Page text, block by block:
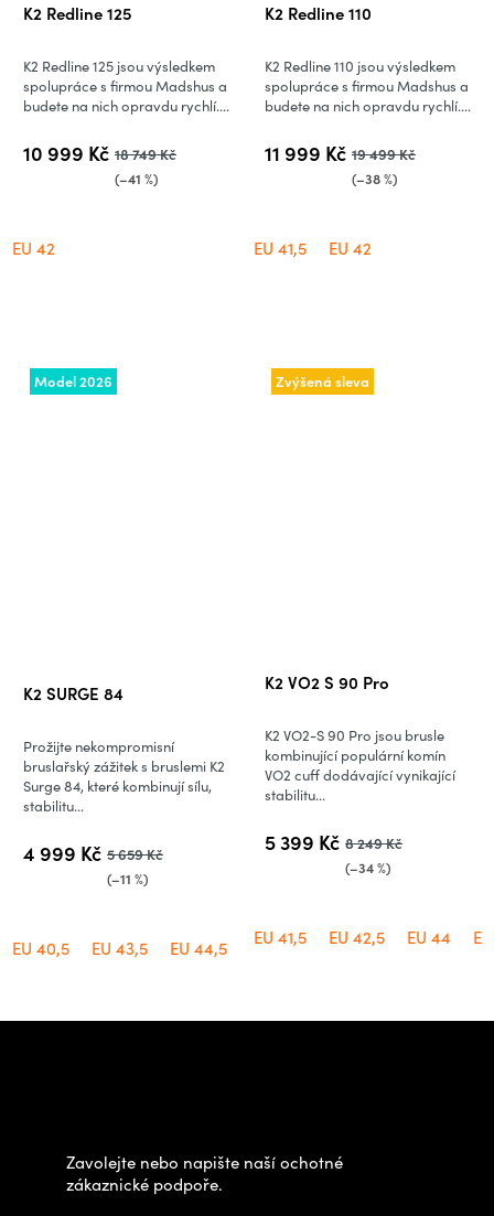
K2 Redline 125
10 999 Kč 18 749 Kč
(–41 %)
K2 Redline 125 jsou výsledkem
spolupráce s firmou Madshus a
budete na nich opravdu rychlí....
EU 42
K2 Redline 110
11 999 Kč 19 499 Kč
(–38 %)
K2 Redline 110 jsou výsledkem
spolupráce s firmou Madshus a
budete na nich opravdu rychlí....
EU 41,5 EU 42
Model 2026
K2 SURGE 84
4 999 Kč 5 659 Kč
(–11 %)
Prožijte nekompromisní
bruslařský zážitek s bruslemi K2
Surge 84, které kombinují sílu,
stabilitu...
EU 40,5 EU 43,5 EU 44,5
Zvýšená sleva
K2 VO2 S 90 Pro
produktu
je
0,0
5
5 399 Kč 8 249 Kč
(–34 %)
K2 VO2-S 90 Pro jsou brusle
kombinující populární komín
VO2 cuff dodávající vynikající
stabilitu...
EU 41,5 EU 42,5 EU 44
Z
Zavolejte nebo napište naší ochotné
zákaznické podpoře.